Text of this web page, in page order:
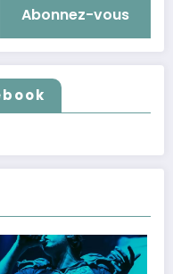
Abonnez-vous